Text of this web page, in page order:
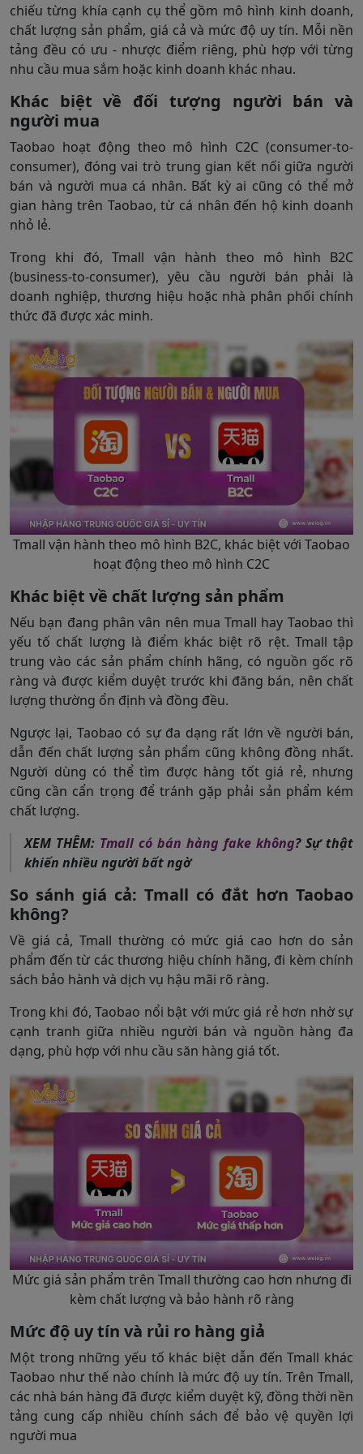
chiếu từng khía cạnh cụ thể gồm mô hình kinh doanh,
chất lượng sản phẩm, giá cả và mức độ uy tín. Mỗi nền
tảng đều có ưu - nhược điểm riêng, phù hợp với từng
nhu cầu mua sắm hoặc kinh doanh khác nhau.
Khác biệt về đối tượng người bán và
người mua
Taobao hoạt động theo mô hình C2C (consumer-to-
consumer), đóng vai trò trung gian kết nối giữa người
bán và người mua cá nhân. Bất kỳ ai cũng có thể mở
gian hàng trên Taobao, từ cá nhân đến hộ kinh doanh
nhỏ lẻ.
Trong khi đó, Tmall vận hành theo mô hình B2C
(business-to-consumer), yêu cầu người bán phải là
doanh nghiệp, thương hiệu hoặc nhà phân phối chính
thức đã được xác minh.
Tmall vận hành theo mô hình B2C, khác biệt với Taobao
hoạt động theo mô hình C2C
Khác biệt về chất lượng sản phẩm
Nếu bạn đang phân vân nên mua Tmall hay Taobao thì
yếu tố chất lượng là điểm khác biệt rõ rệt. Tmall tập
trung vào các sản phẩm chính hãng, có nguồn gốc rõ
ràng và được kiểm duyệt trước khi đăng bán, nên chất
lượng thường ổn định và đồng đều.
Ngược lại, Taobao có sự đa dạng rất lớn về người bán,
dẫn đến chất lượng sản phẩm cũng không đồng nhất.
Người dùng có thể tìm được hàng tốt giá rẻ, nhưng
cũng cần cẩn trọng để tránh gặp phải sản phẩm kém
chất lượng.
XEM THÊM: Tmall có bán hàng fake không? Sự thật
khiến nhiều người bất ngờ
So sánh giá cả: Tmall có đắt hơn Taobao
không?
Về giá cả, Tmall thường có mức giá cao hơn do sản
phẩm đến từ các thương hiệu chính hãng, đi kèm chính
sách bảo hành và dịch vụ hậu mãi rõ ràng.
Trong khi đó, Taobao nổi bật với mức giá rẻ hơn nhờ sự
cạnh tranh giữa nhiều người bán và nguồn hàng đa
dạng, phù hợp với nhu cầu săn hàng giá tốt.
Mức giá sản phẩm trên Tmall thường cao hơn nhưng đi
kèm chất lượng và bảo hành rõ ràng
Mức độ uy tín và rủi ro hàng giả
Một trong những yếu tố khác biệt dẫn đến Tmall khác
Taobao như thế nào chính là mức độ uy tín. Trên Tmall,
các nhà bán hàng đã được kiểm duyệt kỹ, đồng thời nền
tảng cung cấp nhiều chính sách để bảo vệ quyền lợi
người mua